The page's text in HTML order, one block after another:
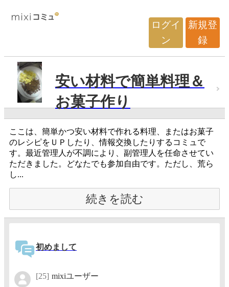
ログイ
ン
新規登
録
安い材料で簡単料理＆
お菓子作り
ここは、簡単かつ安い材料で作れる料理、またはお菓子
のレシピをＵＰしたり、情報交換したりするコミュで
す。最近管理人が不調により、副管理人を任命させてい
ただきました。どなたでも参加自由です。ただし、荒ら
し...
続きを読む
初めまして
[25] mixiユーザー